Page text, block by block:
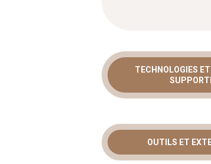
TECHNOLOGIES
OUTILS ET